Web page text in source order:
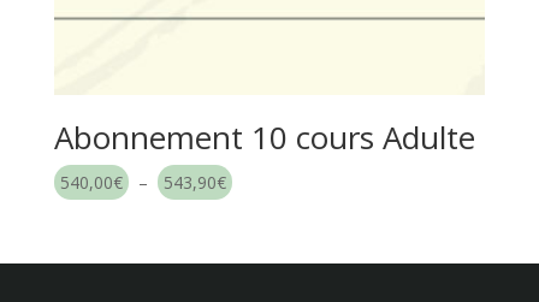
Abonnement 10 cours Adulte
540,00€ – 543,90€ Plage
540,00€